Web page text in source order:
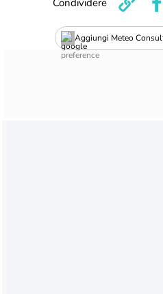
Aggiungi Meteo
Condividere